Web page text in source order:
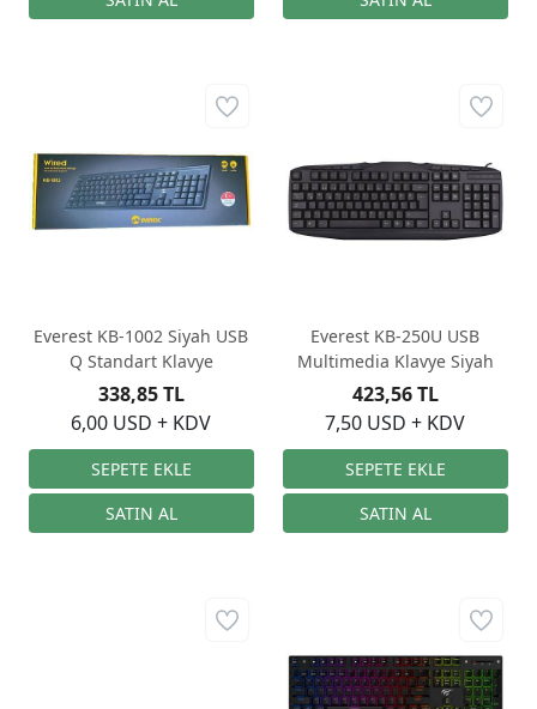
Everest KB-1002 Siyah USB
Q Standart Klavye
6,00 USD + KDV
338,85 TL
Everest KB-250U USB
Multimedia Klavye Siyah
7,50 USD + KDV
423,56 TL